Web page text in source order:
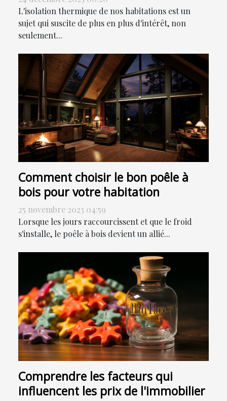
facture énergétique
L'isolation thermique de nos habitations est un
sujet qui suscite de plus en plus d'intérêt, non
seulement...
Comment choisir le bon poêle à
bois pour votre habitation
25 novembre 2023 04:59
Lorsque les jours raccourcissent et que le froid
s'installe, le poêle à bois devient un allié...
Comprendre les facteurs qui
influencent les prix de l'immobilier